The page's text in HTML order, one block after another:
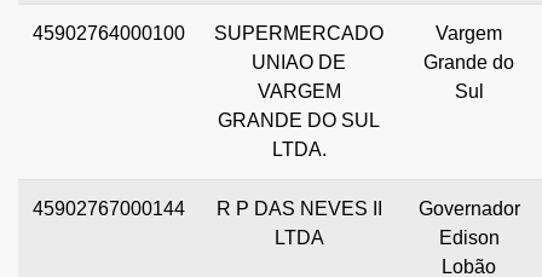
45902764000100
SUPERMERCADO
UNIAO DE
VARGEM
GRANDE DO SUL
LTDA.
Vargem
Grande do
Sul
45902767000144
R P DAS NEVES II
LTDA
Governador
Edison
Lobão